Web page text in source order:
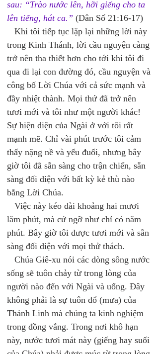
sau: “Trào nước lên, hỡi giếng cho ta
lên tiếng, hát ca.” (Dân Số 21:16-17)
Khi tôi tiếp tục lặp lại những lời này
trong Kinh Thánh, lời cầu nguyện càng
trở nên tha thiết hơn cho tới khi tôi đi
qua đi lại con đường đó, cầu nguyện và
công bố Lời Chúa với cả sức mạnh và
đầy nhiệt thành. Mọi thứ đã trở nên
tươi mới và tôi như một người khác!
Sự hiện diện của Ngài ở với tôi rất
mạnh mẽ. Chỉ vài phút trước tôi cảm
thấy nặng nề và yếu đuối, nhưng bây
giờ tôi đã sẵn sàng cho trận chiến, sẵn
sàng đối diện với bất kỳ kẻ thù nào
bằng Lời Chúa.
Việc này kéo dài khoảng hai mươi
lăm phút, mà cứ ngỡ như chỉ có năm
phút. Bây giờ tôi được tươi mới và sẵn
sàng đối diện với mọi thử thách.
Chúa Giê-xu nói các dòng sông nước
sống sẽ tuôn chảy từ trong lòng của
người nào đến với Ngài và uống. Đây
không phải là sự tuôn đổ (mưa) của
Thánh Linh mà chúng ta kinh nghiệm
trong đồng vắng. Trong nơi khô hạn
này, nước tươi mát này (giếng hay suối